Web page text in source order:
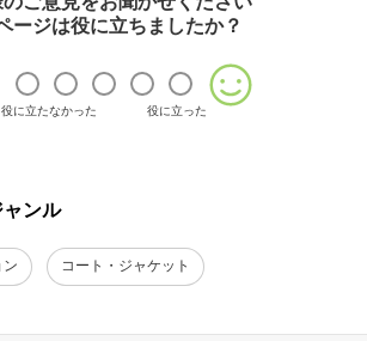
ージは役に立ちましたか？
役に立たなかった 役に立った
ンル
ン コート・ジャケット